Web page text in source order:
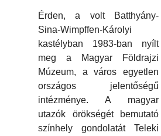
Érden, a volt Batthyány-
Sina-Wimpffen-Károlyi
kastélyban 1983-ban nyílt
meg a Magyar Földrajzi
Múzeum, a város egyetlen
országos jelentőségű
intézménye. A magyar
utazók örökségét bemutató
színhely gondolatát Teleki